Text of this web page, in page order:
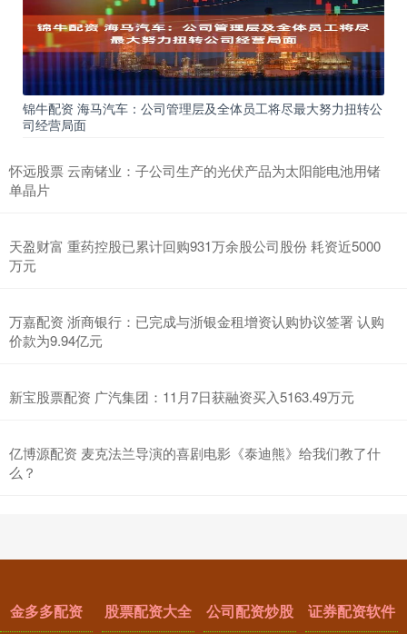
锦牛配资 海马汽车：公司管理层及全体员工将尽最大努力扭转公
司经营局面
怀远股票 云南锗业：子公司生产的光伏产品为太阳能电池用锗
单晶片
天盈财富 重药控股已累计回购931万余股公司股份 耗资近5000
万元
万嘉配资 浙商银行：已完成与浙银金租增资认购协议签署 认购
价款为9.94亿元
新宝股票配资 广汽集团：11月7日获融资买入5163.49万元
亿博源配资 麦克法兰导演的喜剧电影《泰迪熊》给我们教了什
么？
金多多配资 股票配资大全 公司配资炒股 证券配资软件